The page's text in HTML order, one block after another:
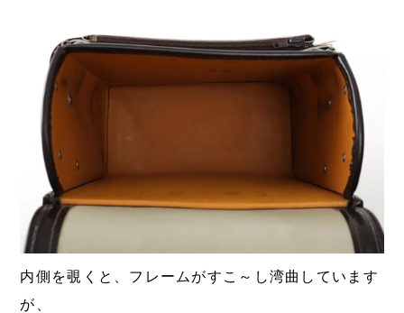
内側を覗くと、フレームがすこ～し湾曲しています
が、